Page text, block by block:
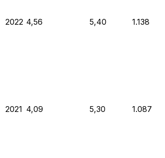
2022 4,56 5,40 1.138
2021 4,09 5,30 1.087